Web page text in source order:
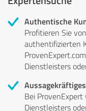
Authentische
Profitieren Sie
authentifizierten
Dienstleisters
Bei
Dienstleisters